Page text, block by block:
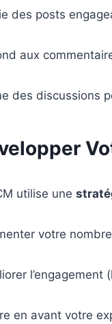
des posts
aux
des discussions
utilise une
votre
l’engagement
en avant votre